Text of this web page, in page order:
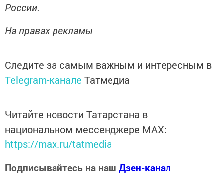
России.
На правах рекламы
Следите за самым важным и интересным в
Telegram-канале Татмедиа
Читайте новости Татарстана в
национальном мессенджере MАХ:
https://max.ru/tatmedia
Подписывайтесь на наш Дзен-канал